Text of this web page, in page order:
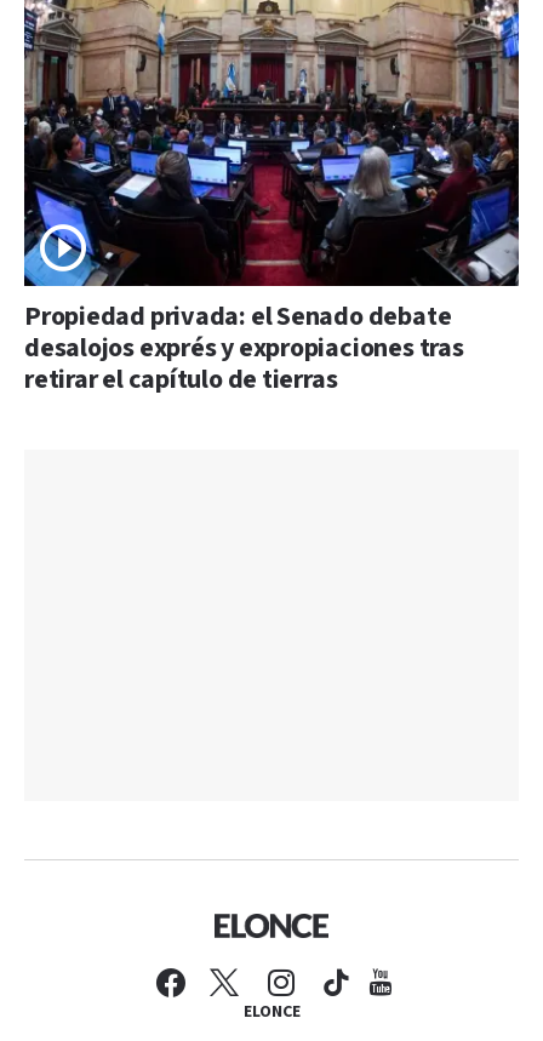
Propiedad privada: el Senado debate
desalojos exprés y expropiaciones tras
retirar el capítulo de tierras
ELONCE